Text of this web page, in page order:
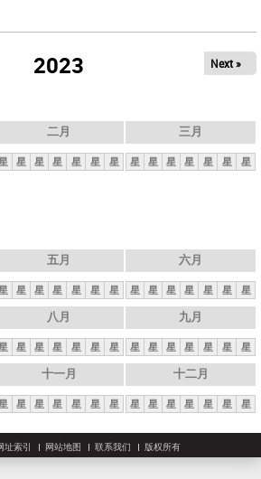
2023 Next »
二月
星 星 星 星 星 星
三月
星 星 星 星 星 星 星
五月
星 星 星 星 星 星
六月
星 星 星 星 星 星 星
八月
星 星 星 星 星 星
九月
星 星 星 星 星 星 星
十一月
星 星 星 星 星 星
十二月
星 星 星 星 星 星 星
址索引 网站地图 联系我们 版权所有